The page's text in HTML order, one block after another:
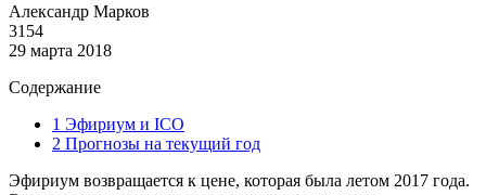
Александр Марков
3154
29 марта 2018
Содержание
1 Эфириум и ICO
2 Прогнозы на текущий год
Эфириум возвращается к цене, которая была летом 2017 года.